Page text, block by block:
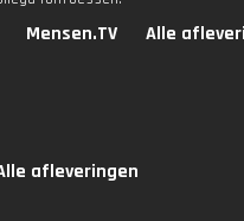
Mensen.TV Alle
afleveringen